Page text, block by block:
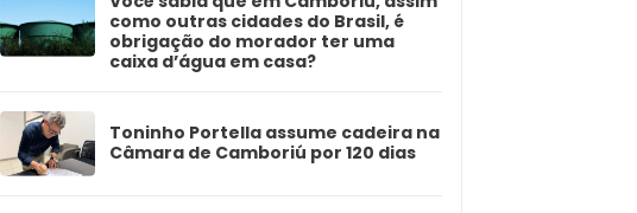
como outras cidades do Brasil, é
obrigação do morador ter uma
caixa d’água em casa?
Toninho Portella assume cadeira na
Câmara de Camboriú por 120 dias